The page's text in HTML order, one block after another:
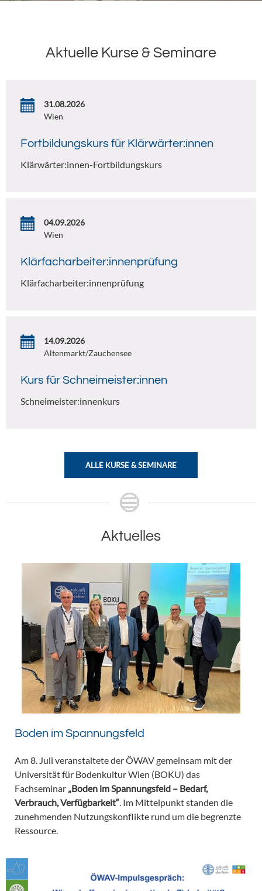
Aktuelle Kurse & Seminare
31.08.2026
Wien
Fortbildungskurs für Klärwärter:innen
Klärwärter:innen-Fortbildungskurs
04.09.2026
Wien
Klärfacharbeiter:innenprüfung
Klärfacharbeiter:innenprüfung
14.09.2026
Altenmarkt/Zauchensee
Kurs für Schneimeister:innen
Schneimeister:innenkurs
ALLE KURSE & SEMINARE
Aktuelles
Boden im Spannungsfeld
Am 8. Juli veranstaltete der ÖWAV gemeinsam mit der
Universität für Bodenkultur Wien (BOKU) das
Fachseminar „Boden im Spannungsfeld – Bedarf,
Verbrauch, Verfügbarkeit“ . Im Mittelpunkt standen die
zunehmenden Nutzungskonflikte rund um die begrenzte
Ressource.